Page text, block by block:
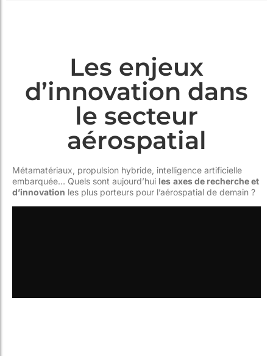
Les enjeux
d’innovation dans
le secteur
aérospatial
Métamatériaux, propulsion hybride, intelligence artificielle
embarquée… Quels sont aujourd’hui les axes de recherche et
d’innovation les plus porteurs pour l’aérospatial de demain ?